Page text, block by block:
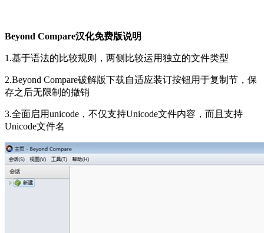
Beyond Compare汉化免费版说明
1.基于语法的比较规则，两侧比较运用独立的文件类型
2.Beyond Compare破解版下载自适应装订按钮用于复制节，保
存之后无限制的撤销
3.全面启用unicode，不仅支持Unicode文件内容，而且支持
Unicode文件名